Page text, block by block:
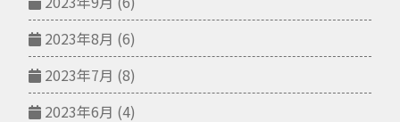
2023年8月 (6)
2023年7月 (8)
2023年6月 (4)